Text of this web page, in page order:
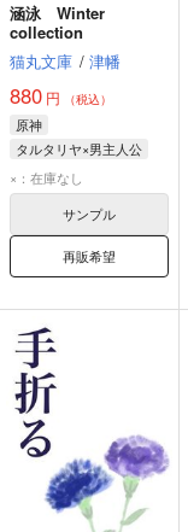
涵泳 Winter
collection
猫丸文庫 / 津幡
880 円 （税込）
原神
タルタリヤ×男主人公
タルタリヤ
×：在庫なし
サンプル
再販希望